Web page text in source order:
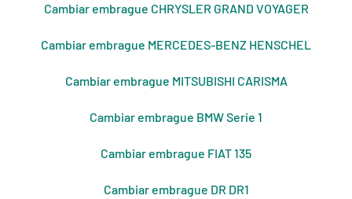
Cambiar embrague CHRYSLER GRAND VOYAGER
Cambiar embrague MERCEDES-BENZ HENSCHEL
Cambiar embrague MITSUBISHI CARISMA
Cambiar embrague BMW Serie 1
Cambiar embrague FIAT 135
Cambiar embrague DR DR1